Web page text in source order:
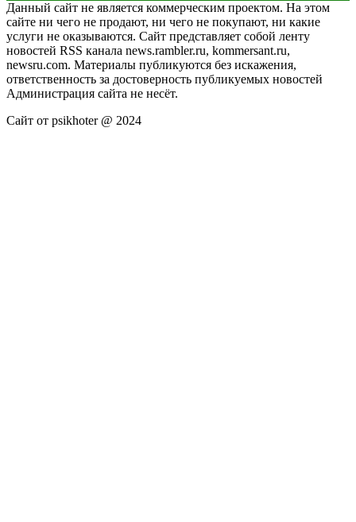
Данный сайт не является коммерческим проектом. На этом
сайте ни чего не продают, ни чего не покупают, ни какие
услуги не оказываются. Сайт представляет собой ленту
новостей RSS канала news.rambler.ru, kommersant.ru,
newsru.com. Материалы публикуются без искажения,
ответственность за достоверность публикуемых новостей
Администрация сайта не несёт.
Сайт от psikhoter @ 2024